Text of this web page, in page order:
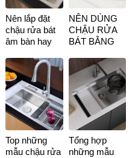
Nên lắp đặt
chậu rửa bát
âm bàn hay
tốt hơn?
NÊN DÙNG
CHẬU RỬA
BÁT BẰNG
BẰNG INOX
THÌ TỐT
HƠN?
Top những
mẫu chậu rửa
Tổng hợp
những mẫu